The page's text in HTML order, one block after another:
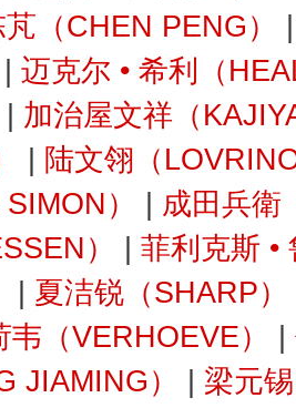
芃（CHEN PENG）
迈克尔 • 希利（
加治屋文祥（
陆文翎（
）
成田兵衛
）
菲利克斯 •
夏洁锐（SHARP）
（VERHOEVE）
JIAMING）
梁元